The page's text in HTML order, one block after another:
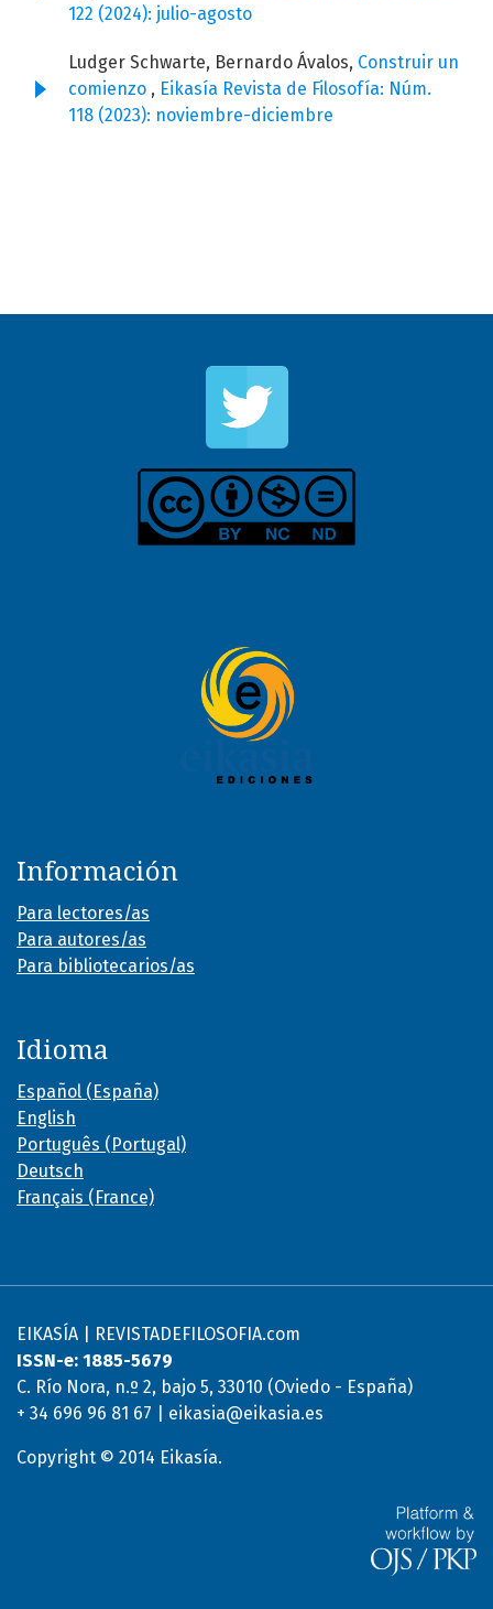
122 (2024): julio-agosto
Ludger Schwarte, Bernardo Ávalos, Construir un
comienzo , Eikasía Revista de Filosofía: Núm.
118 (2023): noviembre-diciembre
Información
Para lectores/as
Para autores/as
Para bibliotecarios/as
Idioma
Español (España)
English
Português (Portugal)
Deutsch
Français (France)
EIKASÍA | REVISTADEFILOSOFIA.com
ISSN-e: 1885-5679
C. Río Nora, n.º 2, bajo 5, 33010 (Oviedo - España)
+ 34 696 96 81 67 | eikasia@eikasia.es
Copyright © 2014 Eikasía.